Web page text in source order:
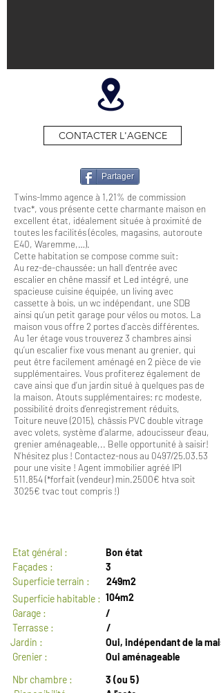
CONTACTER L'AGENCE
Partager
Twins-Immo agence à 1,21% de commission
tvac*, vous présente cette charmante maison en
excellent état, idéalement située à proximité de
toutes les facilités (écoles, magasins, autoroute
E40, Waremme,…).
Cette habitation se compose comme suit:
Au rez-de-chaussée: un hall d’entrée avec
escalier en chêne massif et Led intégré, une
spacieuse cuisine équipée, un living avec
cassette à bois, un wc indépendant, une SDB
ainsi qu’un petit garage pour vélos ou motos. La
maison vous offre 2 portes d’accès différentes.
Au 1er étage vous trouverez 3 chambres ainsi
qu’un escalier fixe vous menant au grenier, qui
peut être facilement aménagé en 2 pièce de vie
supplémentaires. Vous profiterez également de
cave ainsi que d’un jardin situé à quelques pas de
la maison. Atouts supplémentaires: rc modeste,
possibilité droits d’enregistrement réduits,
Toiture neuve (2015), châssis PVC double vitrage
avec volets, système d’alarme, adoucisseur d’eau,
grenier aménageable,.. Belle opportunité à saisir!
N’hésitez plus ! Contactez-nous au 0497/25.03.53
pour une visite ! Agent immobilier agréé IPI
511.854 (*forfait (vendeur) min.2500€ htva soit
3025€ tvac tout compris !)
Etat général :
Bon état
Façades :
3
Superficie terrain :
249m2
Superficie habitable : 104m2
Garage :
/
Terrasse :
/
Jardin :
Oui, indépendant de la
Grenier :
Oui aménageable
Nbr chambre :
3 (ou 5)